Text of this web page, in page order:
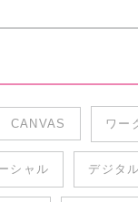
CANVAS ワー
シャル デジタ